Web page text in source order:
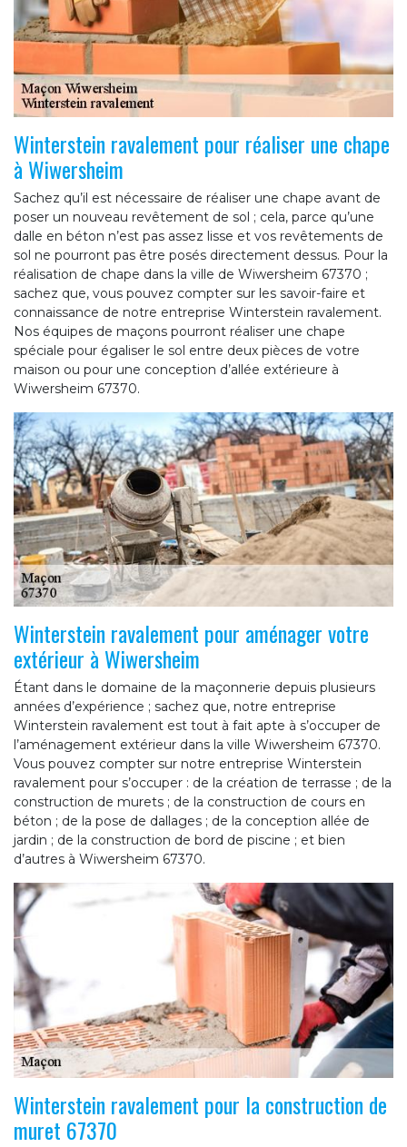
Winterstein ravalement pour réaliser une chape
à Wiwersheim
Sachez qu’il est nécessaire de réaliser une chape avant de
poser un nouveau revêtement de sol ; cela, parce qu’une
dalle en béton n’est pas assez lisse et vos revêtements de
sol ne pourront pas être posés directement dessus. Pour la
réalisation de chape dans la ville de Wiwersheim 67370 ;
sachez que, vous pouvez compter sur les savoir-faire et
connaissance de notre entreprise Winterstein ravalement.
Nos équipes de maçons pourront réaliser une chape
spéciale pour égaliser le sol entre deux pièces de votre
maison ou pour une conception d’allée extérieure à
Wiwersheim 67370.
Winterstein ravalement pour aménager votre
extérieur à Wiwersheim
Étant dans le domaine de la maçonnerie depuis plusieurs
années d’expérience ; sachez que, notre entreprise
Winterstein ravalement est tout à fait apte à s’occuper de
l’aménagement extérieur dans la ville Wiwersheim 67370.
Vous pouvez compter sur notre entreprise Winterstein
ravalement pour s’occuper : de la création de terrasse ; de la
construction de murets ; de la construction de cours en
béton ; de la pose de dallages ; de la conception allée de
jardin ; de la construction de bord de piscine ; et bien
d’autres à Wiwersheim 67370.
Winterstein ravalement pour la construction de
muret 67370